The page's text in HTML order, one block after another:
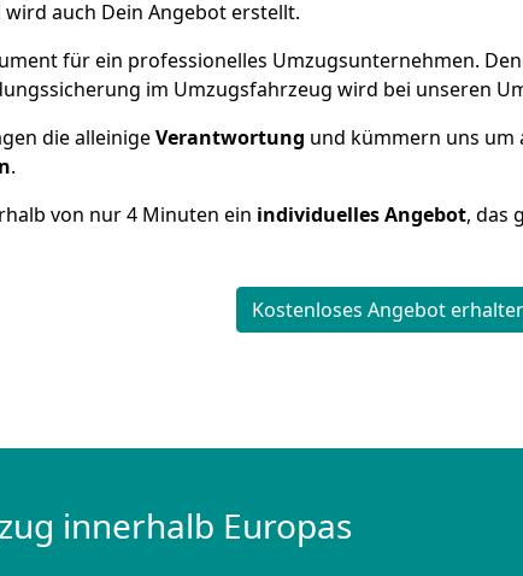
auch Dein Angebot erstellt.
für ein professionelles Umzugsunternehmen.
im Umzugsfahrzeug wird bei unseren
die alleinigeVerantwortung und kümmern uns um
.
von nur4 Minuten ein individuelles Angebot, das
Kostenloses Angebot
innerhalb Europas